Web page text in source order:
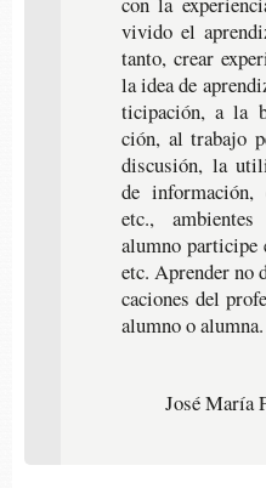
vivi­do el
tanto, crear
la idea de
ti­ci­pa­ción, a la
ción, al tra­ba­jo
dis­cu­sión, la
de infor­ma­ción,
etc.,
alumno par­ti­ci­pe
etc.Apren­der no
ca­cio­nes del
alumno o alumna.
José María